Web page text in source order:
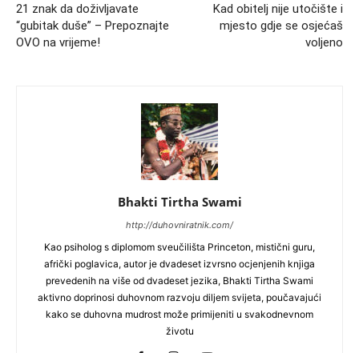
21 znak da doživljavate
“gubitak duše” – Prepoznajte
OVO na vrijeme!
Kad obitelj nije utočište i
mjesto gdje se osjećaš
voljeno
Bhakti Tirtha Swami
http://duhovniratnik.com/
Kao psiholog s diplomom sveučilišta Princeton, mistični guru,
afrički poglavica, autor je dvadeset izvrsno ocjenjenih knjiga
prevedenih na više od dvadeset jezika, Bhakti Tirtha Swami
aktivno doprinosi duhovnom razvoju diljem svijeta, poučavajući
kako se duhovna mudrost može primijeniti u svakodnevnom
životu